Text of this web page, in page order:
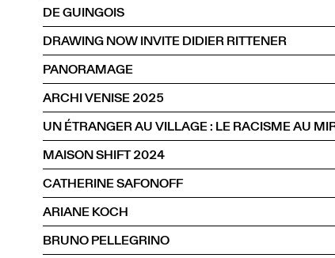
DE GUINGOIS
DRAWING NOW INVITE DIDIER RITTENER
PANORAMAGE
ARCHI VENISE 2025
MAISON SHIFT 2024
CATHERINE SAFONOFF
ARIANE KOCH
BRUNO PELLEGRINO